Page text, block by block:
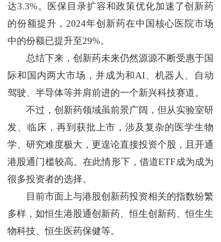
达3.3%。医保目录扩容和政策优化加速了创新药
的份额提升，2024年创新药在中国核心医院市场
中的份额已提升至29%。
总结下来，创新药未来仍然源源不断受惠于国
际和国内两大市场，并成为和AI、机器人、自动
驾驶、半导体等并肩前进的一个新兴科技赛道。
不过，创新药领域虽前景广阔，但从实验室研
发、临床，再到获批上市，涉及复杂的医学生物
学、研究难度极大，更遑论直接投资个股，且开通
港股通门槛较高。在此情形下，借道ETF成为成为
很多投资者的选择。
目前市面上与港股创新药投资相关的指数纷繁
多样，如恒生港股通创新药、恒生创新药、恒生生
物科技、恒生医药保健等。